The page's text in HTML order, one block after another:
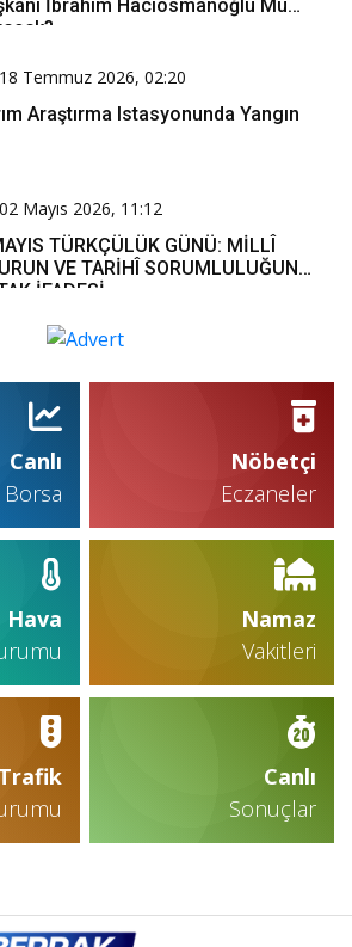
İbrahim Hacıosmanoğlu Mu
18 Temmuz 2026, 02:20
Araştırma Istasyonunda Yangın
02 Mayıs 2026, 11:12
TÜRKÇÜLÜK GÜNÜ: MİLLÎ
VE TARİHÎ SORUMLULUĞUN
İFADESİ
Canlı
Borsa
Nöbetçi
Eczaneler
Hava
Namaz
Vakitleri
Trafik
Canlı
Sonuçlar